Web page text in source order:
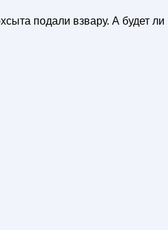
подали взвару. А будет ли